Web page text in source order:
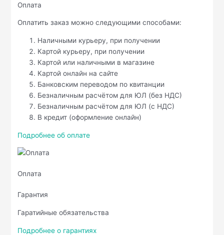
Оплата
Оплатить заказ можно следующими способами:
Наличными курьеру, при получении
Картой курьеру, при получении
Картой или наличными в магазине
Картой онлайн на сайте
Банковским переводом по квитанции
Безналичным расчётом для ЮЛ (без НДС)
Безналичным расчётом для ЮЛ (с НДС)
В кредит (оформление онлайн)
Подробнее об оплате
Оплата
Гарантия
Гаратийные обязательства
Подробнее о гарантиях